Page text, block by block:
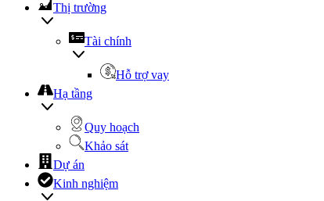
Thị trường
Tài chính
Hỗ trợ vay
Hạ tầng
Quy hoạch
Khảo sát
Dự án
Kinh nghiệm